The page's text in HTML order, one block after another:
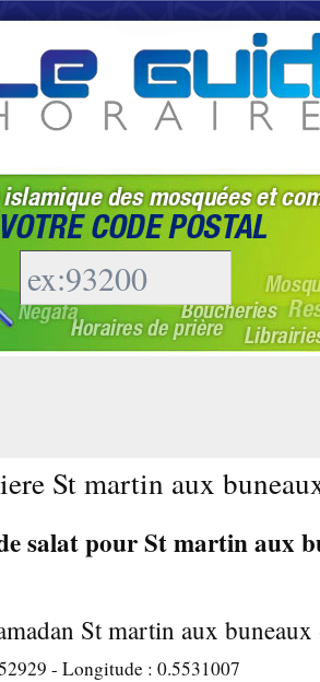
St martin aux
salat pour St martin aux
St martin aux
- Longitude : 0.5531007